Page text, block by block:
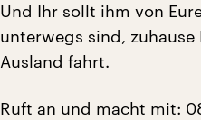
Und Ihr sollt ihm von
unterwegs sind,
Ausland fahrt.
Ruft an und macht mit: